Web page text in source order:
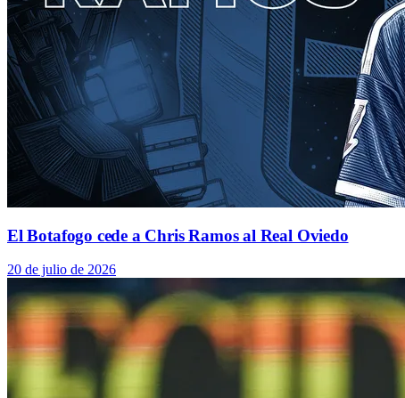
El Botafogo cede a Chris Ramos al Real Oviedo
20 de julio de 2026